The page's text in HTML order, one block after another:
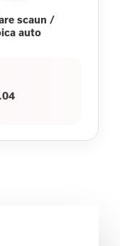
scaun /
auto